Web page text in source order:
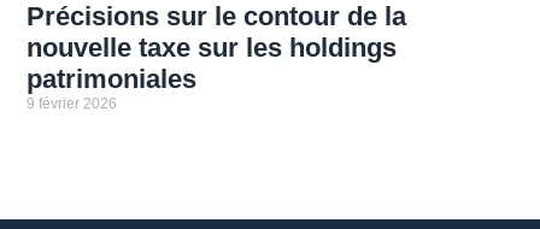
Précisions sur le contour de la
nouvelle taxe sur les holdings
patrimoniales
9 février 2026